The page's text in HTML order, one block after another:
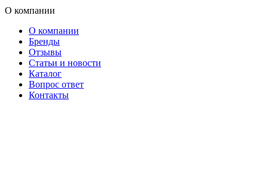
О компании
О компании
Бренды
Отзывы
Статьи и новости
Каталог
Вопрос ответ
Контакты